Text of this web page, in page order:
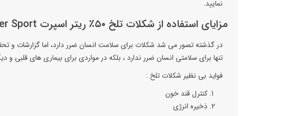
نمایید.
مزایای استفاده از شکلات تلخ ۵۰٪ ریتر اسپرت Ritter Sport
در گذشته تصور می شد شكلات برای سلامت انسان ضرر دارد، اما گزارشات و
تنها برای سلامتی انسان ضرر ندارد ، بلكه در مواردی برای بیماری های قلبی و
فواید بی نظیر شکلات تلخ :
کنترل قند خون
ذخیره انرژی